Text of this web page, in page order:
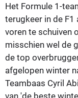
Het Formule 1-
terugkeer in de F1
voren te schuiven
misschien wel de
de top
afgelopen winter
Teambaas Cyril
van 'de beste